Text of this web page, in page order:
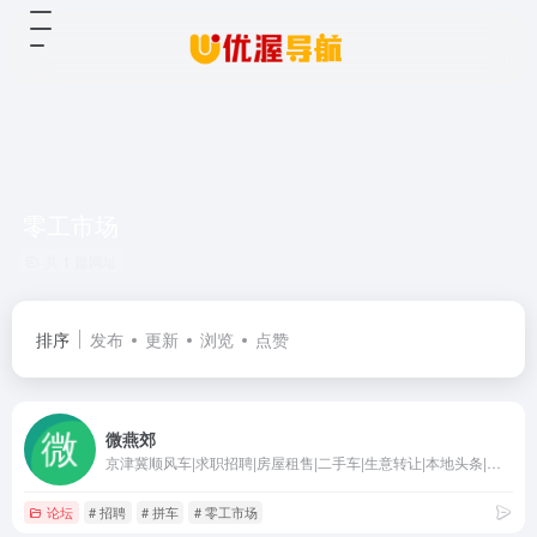
排序 发布 更新 浏览 点赞
微燕郊
论坛 # 招聘 # 拼车 # 零工市场